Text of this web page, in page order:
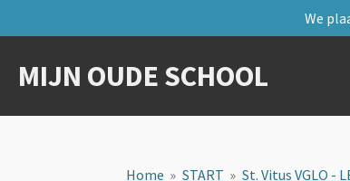
direct
de
We
MIJN OUDE SCHOOL
Home » START » St. Vitus VGLO -